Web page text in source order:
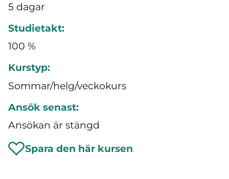
5 dagar
Studietakt:
100 %
Kurstyp:
Sommar/helg/veckokurs
Ansök senast:
Ansökan är stängd
Spara den här kursen